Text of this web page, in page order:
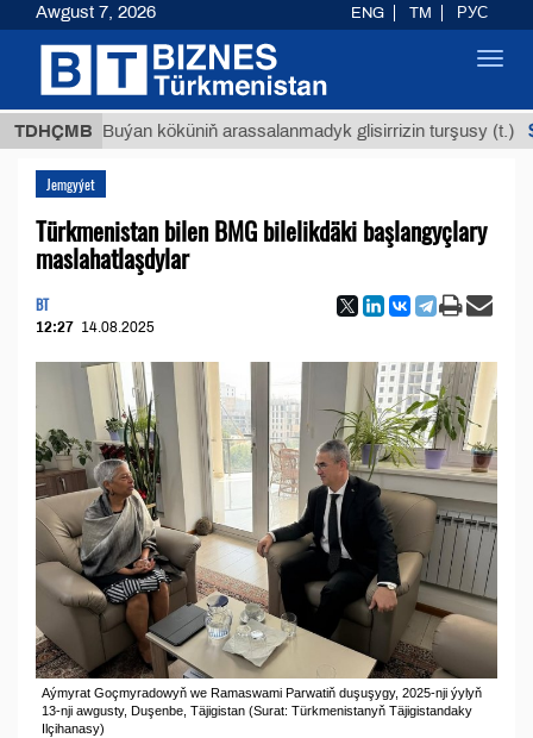
TDHÇMB
Buýan köküniň arassalanmadyk glisirrizin turşusy (t.)
Jemgyýet
Türkmenistan bilen BMG bilelikdäki başlangyçlary
maslahatlaşdylar
BT
12:27 14.08.2025
Aýmyrat Goçmyradowyň we Ramaswami Parwatiň duşuşygy, 2025-nji ýylyň
13-nji awgusty, Duşenbe, Täjigistan (Surat: Türkmenistanyň Täjigistandaky
Ilçihanasy)
Awgust 7, 2026 ENG TM РУС